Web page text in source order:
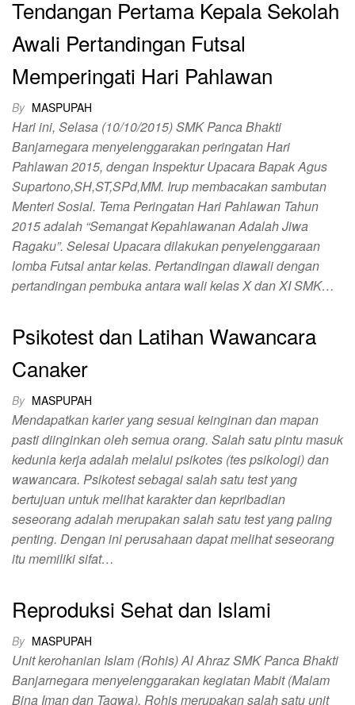
Tendangan Pertama Kepala Sekolah
Awali Pertandingan Futsal
Memperingati Hari Pahlawan
By MASPUPAH
Hari ini, Selasa (10/10/2015) SMK Panca Bhakti
Banjarnegara menyelenggarakan peringatan Hari
Pahlawan 2015, dengan Inspektur Upacara Bapak Agus
Supartono,SH,ST,SPd,MM. Irup membacakan sambutan
Menteri Sosial. Tema Peringatan Hari Pahlawan Tahun
2015 adalah “Semangat Kepahlawanan Adalah Jiwa
Ragaku”. Selesai Upacara dilakukan penyelenggaraan
lomba Futsal antar kelas. Pertandingan diawali dengan
pertandingan pembuka antara wali kelas X dan XI SMK…
Psikotest dan Latihan Wawancara
Canaker
By MASPUPAH
Mendapatkan karier yang sesuai keinginan dan mapan
pasti diinginkan oleh semua orang. Salah satu pintu masuk
kedunia kerja adalah melalui psikotes (tes psikologi) dan
wawancara. Psikotest sebagai salah satu test yang
bertujuan untuk melihat karakter dan kepribadian
seseorang adalah merupakan salah satu test yang paling
penting. Dengan ini perusahaan dapat melihat seseorang
itu memiliki sifat…
Reproduksi Sehat dan Islami
By MASPUPAH
Unit kerohanian Islam (Rohis) Al Ahraz SMK Panca Bhakti
Banjarnegara menyelenggarakan kegiatan Mabit (Malam
Bina Iman dan Taqwa). Rohis merupakan salah satu unit